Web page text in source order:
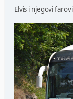
Elvis i njegovi farovi